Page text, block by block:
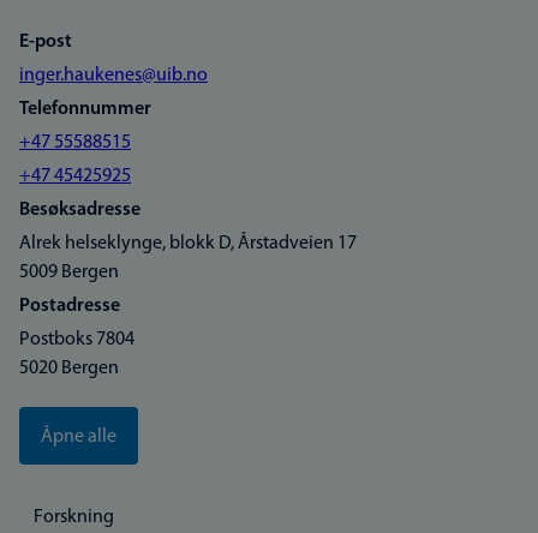
E-post
inger.haukenes@uib.no
Telefonnummer
+47 55588515
+47 45425925
Besøksadresse
Alrek helseklynge, blokk D, Årstadveien 17
5009 Bergen
Postadresse
Postboks 7804
5020 Bergen
Åpne alle
Forskning